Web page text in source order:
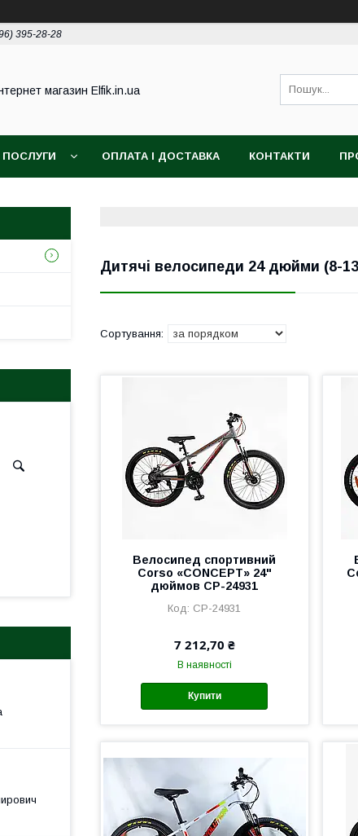
395-28-28
магазин Elfik.in.ua
ПОСЛУГИ ОПЛАТА І ДОСТАВКА КОНТАКТИ
Дитячі велосипеди 24 дюйми (8-13
Велоcипед cпортивний
Corso «CONCEPT» 24"
дюймов CP-24931
CP-24931
7 212,70 ₴
В наявності
Купити